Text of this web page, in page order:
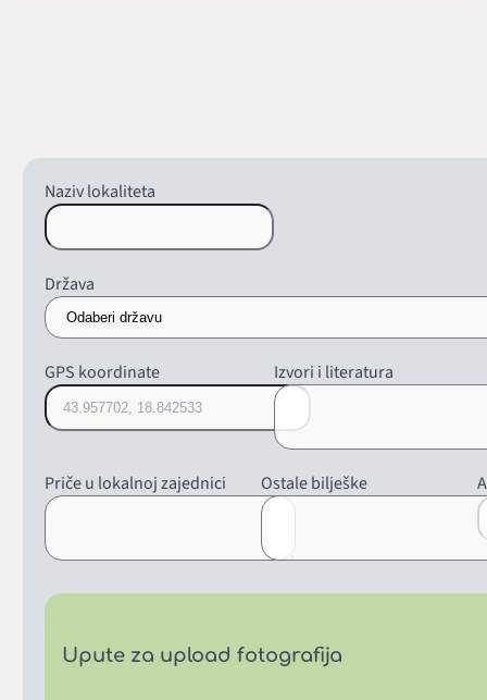
Naziv lokaliteta
Država
GPS koordinate Izvori i literatura
Priče u lokalnoj zajednici Ostale bilješke
Upute za upload fotografija